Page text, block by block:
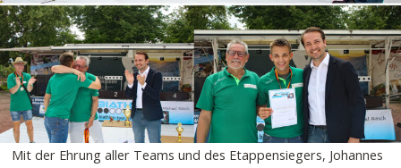
Mit der Ehrung aller Teams und des Etappensiegers, Johannes